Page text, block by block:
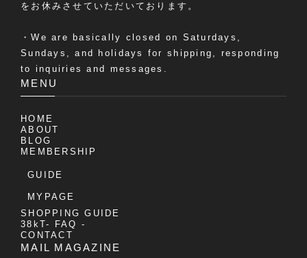
をお休みさせていただいております。
・We are basically closed on Saturdays,
Sundays, and holidays for shipping, responding
to inquiries and messages.
MENU
HOME
ABOUT
BLOG
MEMBERSHIP
GUIDE
MYPAGE
SHOPPING GUIDE
38kT- FAQ -
CONTACT
MAIL MAGAZINE